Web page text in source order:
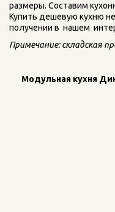
размеры. Составим
Купить дешевую кухню
получении в  нашем
Примечание: складская
Модульная кухня